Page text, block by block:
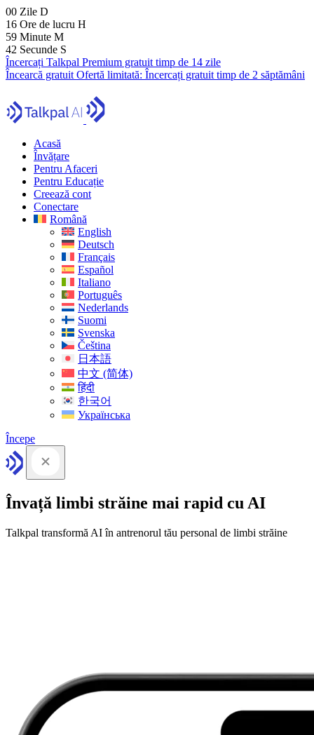
00 Zile D
16 Ore de lucru H
59 Minute M
42 Secunde S
Încercați Talkpal Premium gratuit timp de 14 zile
Încearcă gratuit Ofertă limitată: Încercați gratuit timp de 2 săptămâni
Acasă
Învățare
Pentru Afaceri
Pentru Educație
Creează cont
Conectare
Română
English
Deutsch
Français
Español
Italiano
Português
Nederlands
Suomi
Svenska
Čeština
日本語
中文 (简体)
हिंदी
한국어
Українська
Începe
Învață limbi străine mai rapid cu AI
Talkpal transformă AI în antrenorul tău personal de limbi străine